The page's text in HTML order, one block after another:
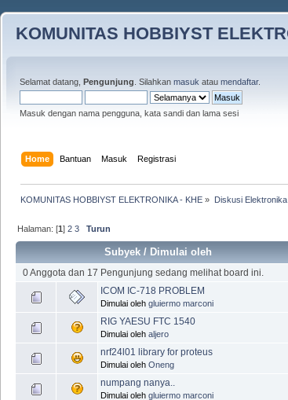
KOMUNITAS HOBBIYST
Selamat datang, Pengunjung . Silahkan masuk atau mendaftar.
Masuk dengan nama pengguna, kata sandi dan lama sesi
Home Bantuan Masuk Registrasi
KOMUNITAS HOBBIYST ELEKTRONIKA - KHE » Diskusi Elektronika
Halaman: [1]2 3 Turun
Subyek /Dimulai oleh
0 Anggota dan 17 Pengunjung sedang melihat board ini.
ICOM IC-718 PROBLEM
Dimulai oleh gluiermo marconi
RIG YAESU FTC 1540
Dimulai oleh aljero
nrf24l01 library for proteus
Dimulai oleh Oneng
numpang nanya..
Dimulai oleh gluiermo marconi